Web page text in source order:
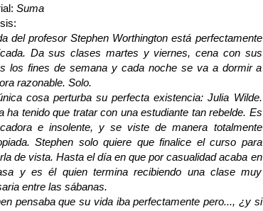
Suma
del profesor Stephen Worthington está perfectamente
Da sus clases martes y viernes, cena con sus
los fines de semana y cada noche se va a dormir a
razonable. Solo.
cosa perturba su perfecta existencia: Julia Wilde.
ha tenido que tratar con una estudiante tan rebelde. Es
e insolente, y se viste de manera totalmente
Stephen solo quiere que finalice el curso para
de vista. Hasta el día en que por casualidad acaba en
y es él quien termina recibiendo una clase muy
entre las sábanas.
pensaba que su vida iba perfectamente pero..., ¿y si